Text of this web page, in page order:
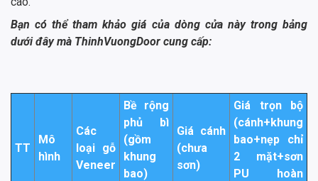
Bạn có thể tham khảo giá của dòng cửa này trong bảng
dưới đây mà ThinhVuongDoor cung cấp:
TT
Mô
hình
Các
loại gỗ
Veneer
Bề rộng
phủ bì
(gồm
khung
bao)
Giá cánh
(chưa
sơn)
Giá trọn bộ
(cánh+khung
bao+nẹp chỉ
2 mặt+sơn
PU hoàn